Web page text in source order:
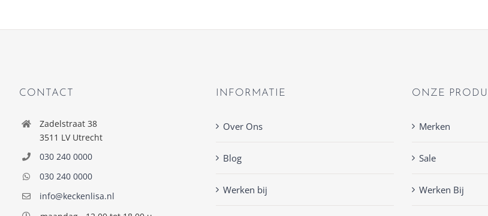
CONTACT
Zadelstraat 38
3511 LV Utrecht
030 240 0000
030 240 0000
info@keckenlisa.nl
INFORMATIE
Over Ons
Blog
Werken bij
ONZE
Merken
Sale
Werken Bij